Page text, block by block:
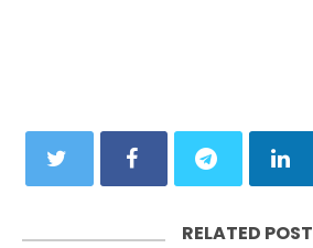
RELATED POST